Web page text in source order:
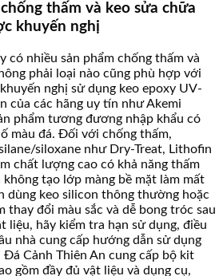
thấm và keo sửa chữa
khuyến nghị
có nhiều sản phẩm chống thấm và
phải loại nào cũng phù hợp với
nghị sử dụng keo epoxy UV-
của các hãng uy tín như Akemi
phẩm tương đương nhập khẩu có
màu đá. Đối với chống thấm,
siloxane như Dry-Treat, Lithofin
chất lượng cao có khả năng thấm
không tạo lớp màng bề mặt làm mất
dùng keo silicon thông thường hoặc
thay đổi màu sắc và dễ bong tróc sau
liệu, hãy kiểm tra hạn sử dụng, điều
nhà cung cấp hướng dẫn sử dụng
Cảnh Thiên An cung cấp bộ kit
gồm đầy đủ vật liệu và dụng cụ,